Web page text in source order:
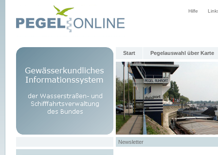
Hilfe
Start Pegelauswahl über Karte
Newsletter